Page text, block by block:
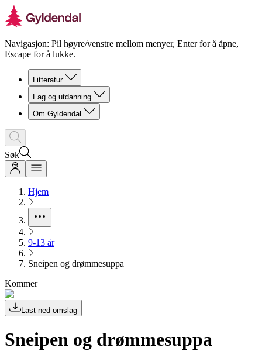
Navigasjon: Pil høyre/venstre mellom menyer, Enter for å åpne,
Escape for å lukke.
Litteratur
Fag og utdanning
Om Gyldendal
Søk
Hjem
9-13 år
Sneipen og drømmesuppa
Kommer
Last ned omslag
Sneipen og drømmesuppa